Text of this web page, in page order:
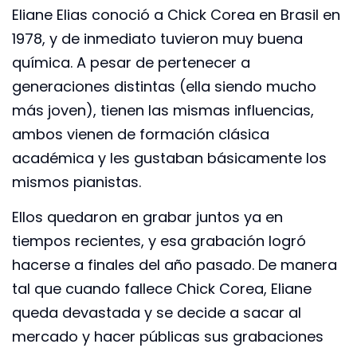
Eliane Elias conoció a Chick Corea en Brasil en
1978, y de inmediato tuvieron muy buena
química. A pesar de pertenecer a
generaciones distintas (ella siendo mucho
más joven), tienen las mismas influencias,
ambos vienen de formación clásica
académica y les gustaban básicamente los
mismos pianistas.
Ellos quedaron en grabar juntos ya en
tiempos recientes, y esa grabación logró
hacerse a finales del año pasado. De manera
tal que cuando fallece Chick Corea, Eliane
queda devastada y se decide a sacar al
mercado y hacer públicas sus grabaciones